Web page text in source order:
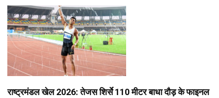
राष्ट्रमंडल खेल 2026: तेजस शिर्से 110 मीटर बाधा दौड़ के फाइनल